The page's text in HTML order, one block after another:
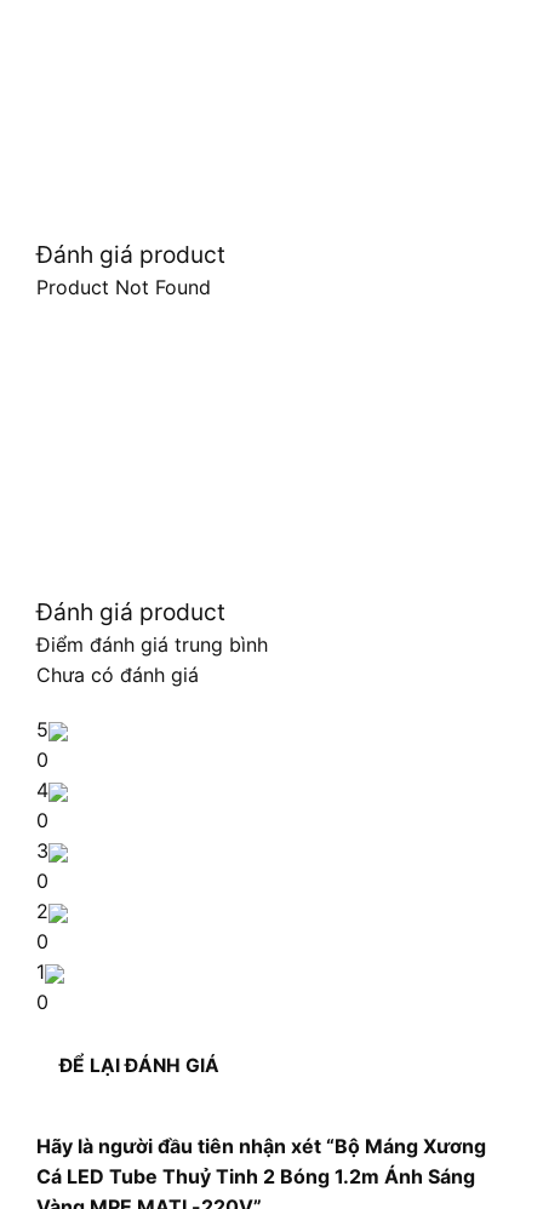
Đánh giá product
Product Not Found
Đánh giá product
Điểm đánh giá trung bình
Chưa có đánh giá
5
0
4
0
3
0
2
0
1
0
ĐỂ LẠI ĐÁNH GIÁ
Hãy là người đầu tiên nhận xét “Bộ Máng Xương
Cá LED Tube Thuỷ Tinh 2 Bóng 1.2m Ánh Sáng